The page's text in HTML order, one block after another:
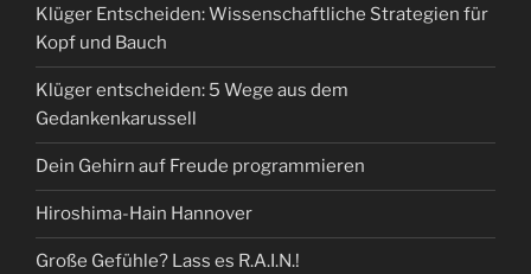
Klüger Entscheiden: Wissenschaftliche Strategien für
Kopf und Bauch
Klüger entscheiden: 5 Wege aus dem
Gedankenkarussell
Dein Gehirn auf Freude programmieren
Hiroshima-Hain Hannover
Große Gefühle? Lass es R.A.I.N.!